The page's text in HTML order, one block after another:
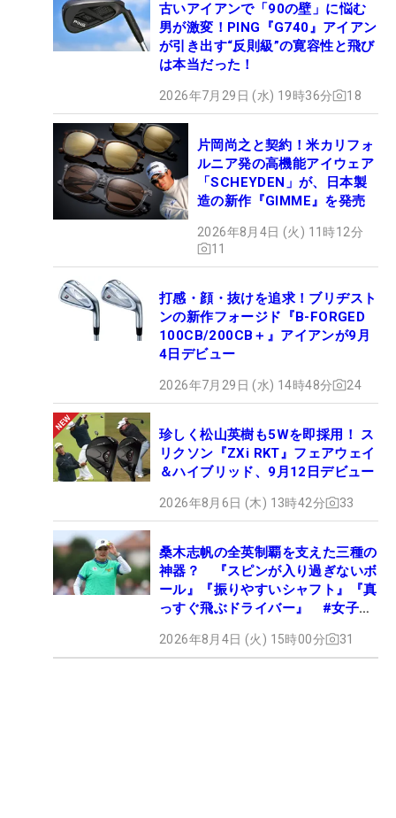
古いアイアンで「90の壁」に悩む
男が激変！PING『G740』アイアン
が引き出す“反則級”の寛容性と飛び
は本当だった！
2026年7月29日 (水) 19時36分 18
片岡尚之と契約！米カリフォ
ルニア発の高機能アイウェア
「SCHEYDEN」が、日本製
造の新作『GIMME』を発売
2026年8月4日 (火) 11時12分
11
打感・顔・抜けを追求！ブリヂスト
ンの新作フォージド『B-FORGED
100CB/200CB＋』アイアンが9月
4日デビュー
2026年7月29日 (水) 14時48分 24
珍しく松山英樹も5Wを即採用！ ス
リクソン『ZXi RKT』フェアウェイ
＆ハイブリッド、9月12日デビュー
2026年8月6日 (木) 13時42分 33
桑木志帆の全英制覇を支えた三種の
神器？ 『スピンが入り過ぎないボ
ール』『振りやすいシャフト』『真
っすぐ飛ぶドライバー』 #女子プ
2026年8月4日 (火) 15時00分 31